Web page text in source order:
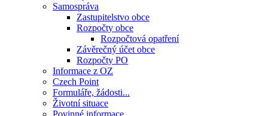
Samospráva
Zastupitelstvo obce
Rozpočty obce
Rozpočtová opatření
Závěrečný účet obce
Rozpočty PO
Informace z OZ
Czech Point
Formuláře, žádosti...
Životní situace
Povinné informace